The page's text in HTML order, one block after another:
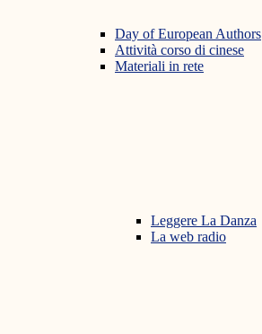
Day of European Authors
Attività corso di cinese
Materiali in rete
Leggere La Danza
La web radio